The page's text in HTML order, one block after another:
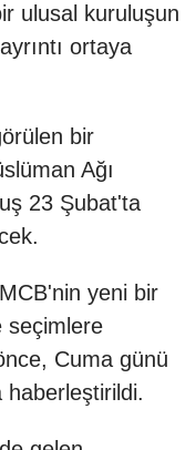
ulusal kuruluşun
ortaya
bir
Ağı
23 Şubat'ta
yeni bir
seçimlere
Cuma günü
haberleştirildi.